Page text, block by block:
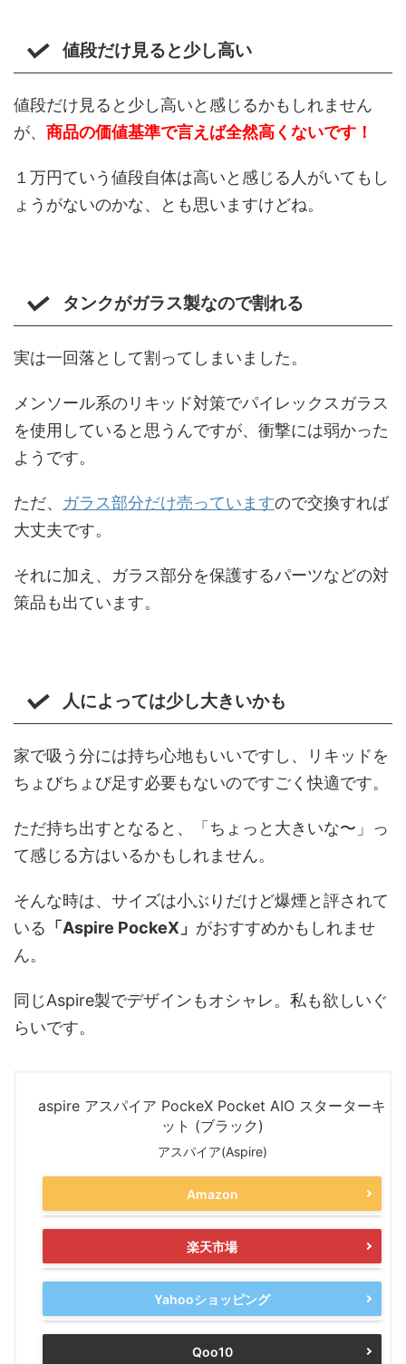
値段だけ見ると少し高い
値段だけ見ると少し高いと感じるかもしれません
が、 商品の価値基準で言えば全然高くないです！
１万円ていう値段自体は高いと感じる人がいてもし
ょうがないのかな、とも思いますけどね。
タンクがガラス製なので割れる
実は一回落として割ってしまいました。
メンソール系のリキッド対策でパイレックスガラス
を使用していると思うんですが、衝撃には弱かった
ようです。
ただ、 ガラス部分だけ売っていますので交換すれば
大丈夫です。
それに加え、ガラス部分を保護するパーツなどの対
策品も出ています。
人によっては少し大きいかも
家で吸う分には持ち心地もいいですし、リキッドを
ちょびちょび足す必要もないのですごく快適です。
ただ持ち出すとなると、「ちょっと大きいな〜」っ
て感じる方はいるかもしれません。
そんな時は、サイズは小ぶりだけど爆煙と評されて
いる 「Aspire PockeX」 がおすすめかもしれませ
ん。
同じAspire製でデザインもオシャレ。私も欲しいぐ
らいです。
aspire アスパイア PockeX Pocket AIO スターターキ
ット (ブラック)
アスパイア(Aspire)
Amazon
楽天市場
Yahooショッピング
Qoo10